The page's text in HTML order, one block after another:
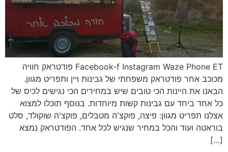
Facebook-f Instagram Waze Phone ET פודטראק חוויה
מכוכב אחר פודטראק משפחתי של גבינות ויין ותפריט מגוון.
הבאנו את היינות הכי טובים שיש במחירים הכי נגישים לכיס של
כל אחד ביחד עם גבינות קשות מיוחדות. בנוסף תוכלו למצוא
אצלנו תפריט מגוון: פיצה, פוקצ'ה מטבלים, פוקצ'ה שוקולד, סלט
בוראטה ועוד והכל במחיר שנגיש לכל אחד. הפודטראק נמצא
[…]